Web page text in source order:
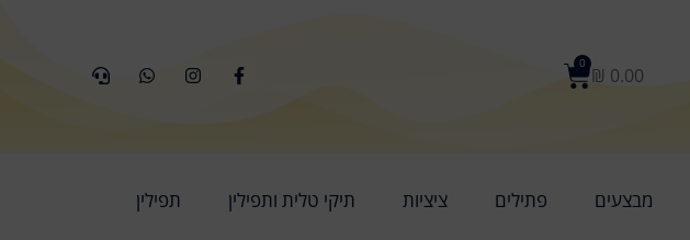
₪ 0.00
0
מבצעים פתילים ציציות תיקי טלית ותפילין תפילין